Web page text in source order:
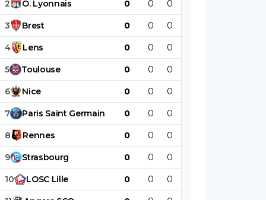
2 O. Lyonnais 0 0 0
3 Brest 0 0 0
4 Lens 0 0 0
5 Toulouse 0 0 0
6 Nice 0 0 0
7 Paris Saint Germain 0 0 0
8 Rennes 0 0 0
9 Strasbourg 0 0 0
10 LOSC Lille 0 0 0